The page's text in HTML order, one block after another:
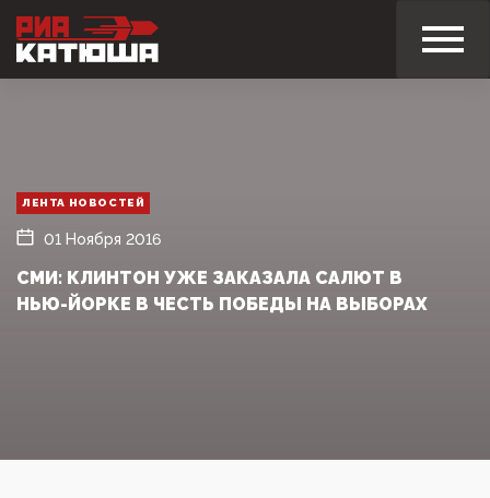
ЛЕНТА НОВОСТЕЙ
01 Ноября 2016
СМИ: КЛИНТОН УЖЕ ЗАКАЗАЛА САЛЮТ В
НЬЮ-ЙОРКЕ В ЧЕСТЬ ПОБЕДЫ НА ВЫБОРАХ